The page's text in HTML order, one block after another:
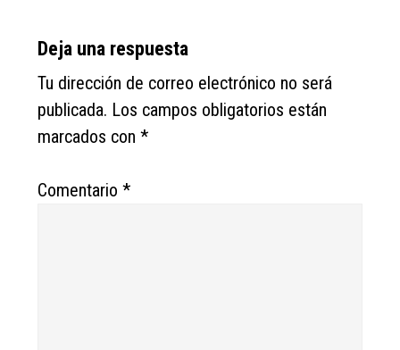
Deja una respuesta
Tu dirección de correo electrónico no será
publicada. Los campos obligatorios están
marcados con*
Comentario*